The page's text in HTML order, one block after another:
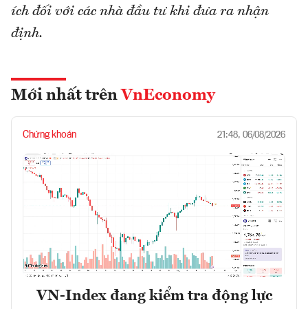
ích đối với các nhà đầu tư khi đưa ra nhận
định.
Mới nhất trên VnEconomy
Chứng khoán 21:48, 06/08/2026
VN-Index đang kiểm tra động lực